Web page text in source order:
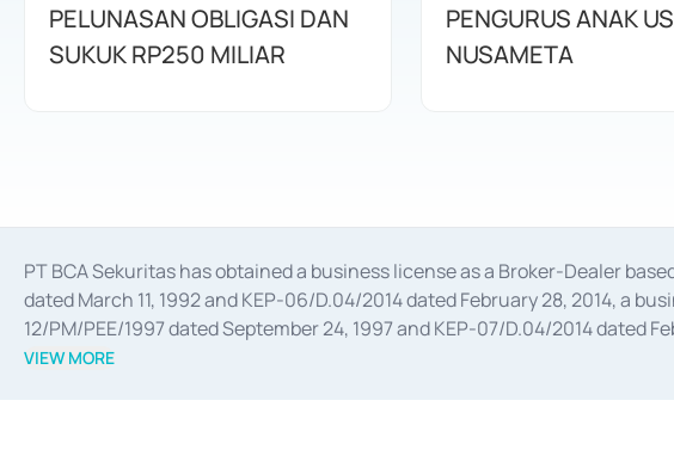
PELUNASAN OBLIGASI DAN
SUKUK RP250 MILIAR
PENGURUS ANAK
NUSAMETA
PT BCA Sekuritas has obtained a business license as a Broker-Dealer
dated March 11, 1992 and KEP-06/D.04/2014 dated February 28, 2014, a
12/PM/PEE/1997 dated September 24, 1997 and KEP-07/D.04/2014 dated
divestments, and joint ventures based on the decree of the Financial
VIEW MORE